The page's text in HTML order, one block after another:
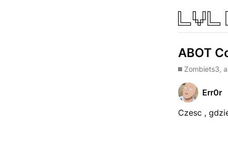
ABOT
Zombiets3,
Err0r
Czesc ,